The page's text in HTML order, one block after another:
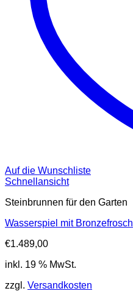
Auf die Wunschliste
Schnellansicht
Steinbrunnen für den Garten
Wasserspiel mit Bronzefrosch
€1.489,00
inkl. 19 % MwSt.
zzgl. Versandkosten